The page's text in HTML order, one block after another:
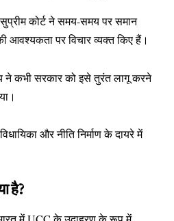
सुप्रीम कोर्ट ने समय-समय पर समान
आवश्यकता पर विचार व्यक्त किए हैं।
ने कभी सरकार को इसे तुरंत लागू करने
और नीति निर्माण के दायरे में
है?